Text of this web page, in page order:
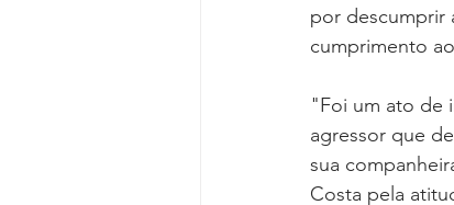
por descumprir
cumprimento
"Foi um ato de
agressor que
sua
Costa pela